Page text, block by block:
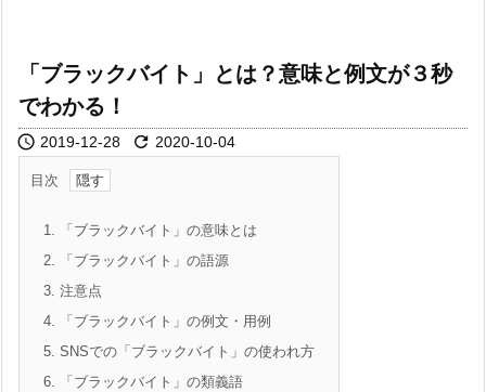
「ブラックバイト」とは？意味と例文が３秒
でわかる！
 2019-12-28  2020-10-04
目次
1. 「ブラックバイト」の意味とは
2. 「ブラックバイト」の語源
3. 注意点
4. 「ブラックバイト」の例文・用例
5. SNSでの「ブラックバイト」の使われ方
6. 「ブラックバイト」の類義語